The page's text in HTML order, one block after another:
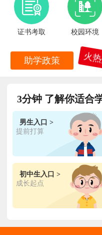
证书考取 校园环境
助学政策 火
3分钟 了解你适合
男生入口 >
提前打算
初中生入口 >
成长起点